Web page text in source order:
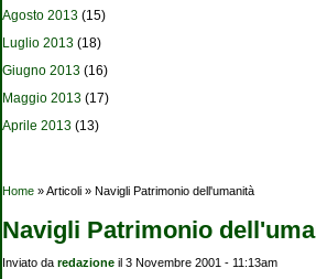
Agosto 2013 (15)
Luglio 2013 (18)
Giugno 2013 (16)
Maggio 2013 (17)
Aprile 2013 (13)
Tu sei qui
Home » Articoli » Navigli Patrimonio dell'umanità
Navigli Patrimonio
Inviato da redazione il 3 Novembre 2001 - 11:13am